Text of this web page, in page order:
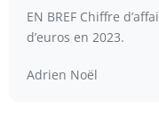
EN BREF Chiffre
d’euros en 2023.
Adrien Noël